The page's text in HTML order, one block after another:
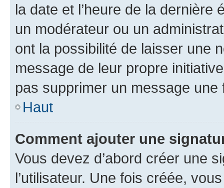
la date et l’heure de la dernière
un modérateur ou un
ont la possibilité de laisser une
message de leur propre
pas supprimer un message une
Haut
Comment ajouter une
Vous devez d’abord créer une
l’utilisateur. Une fois créée,